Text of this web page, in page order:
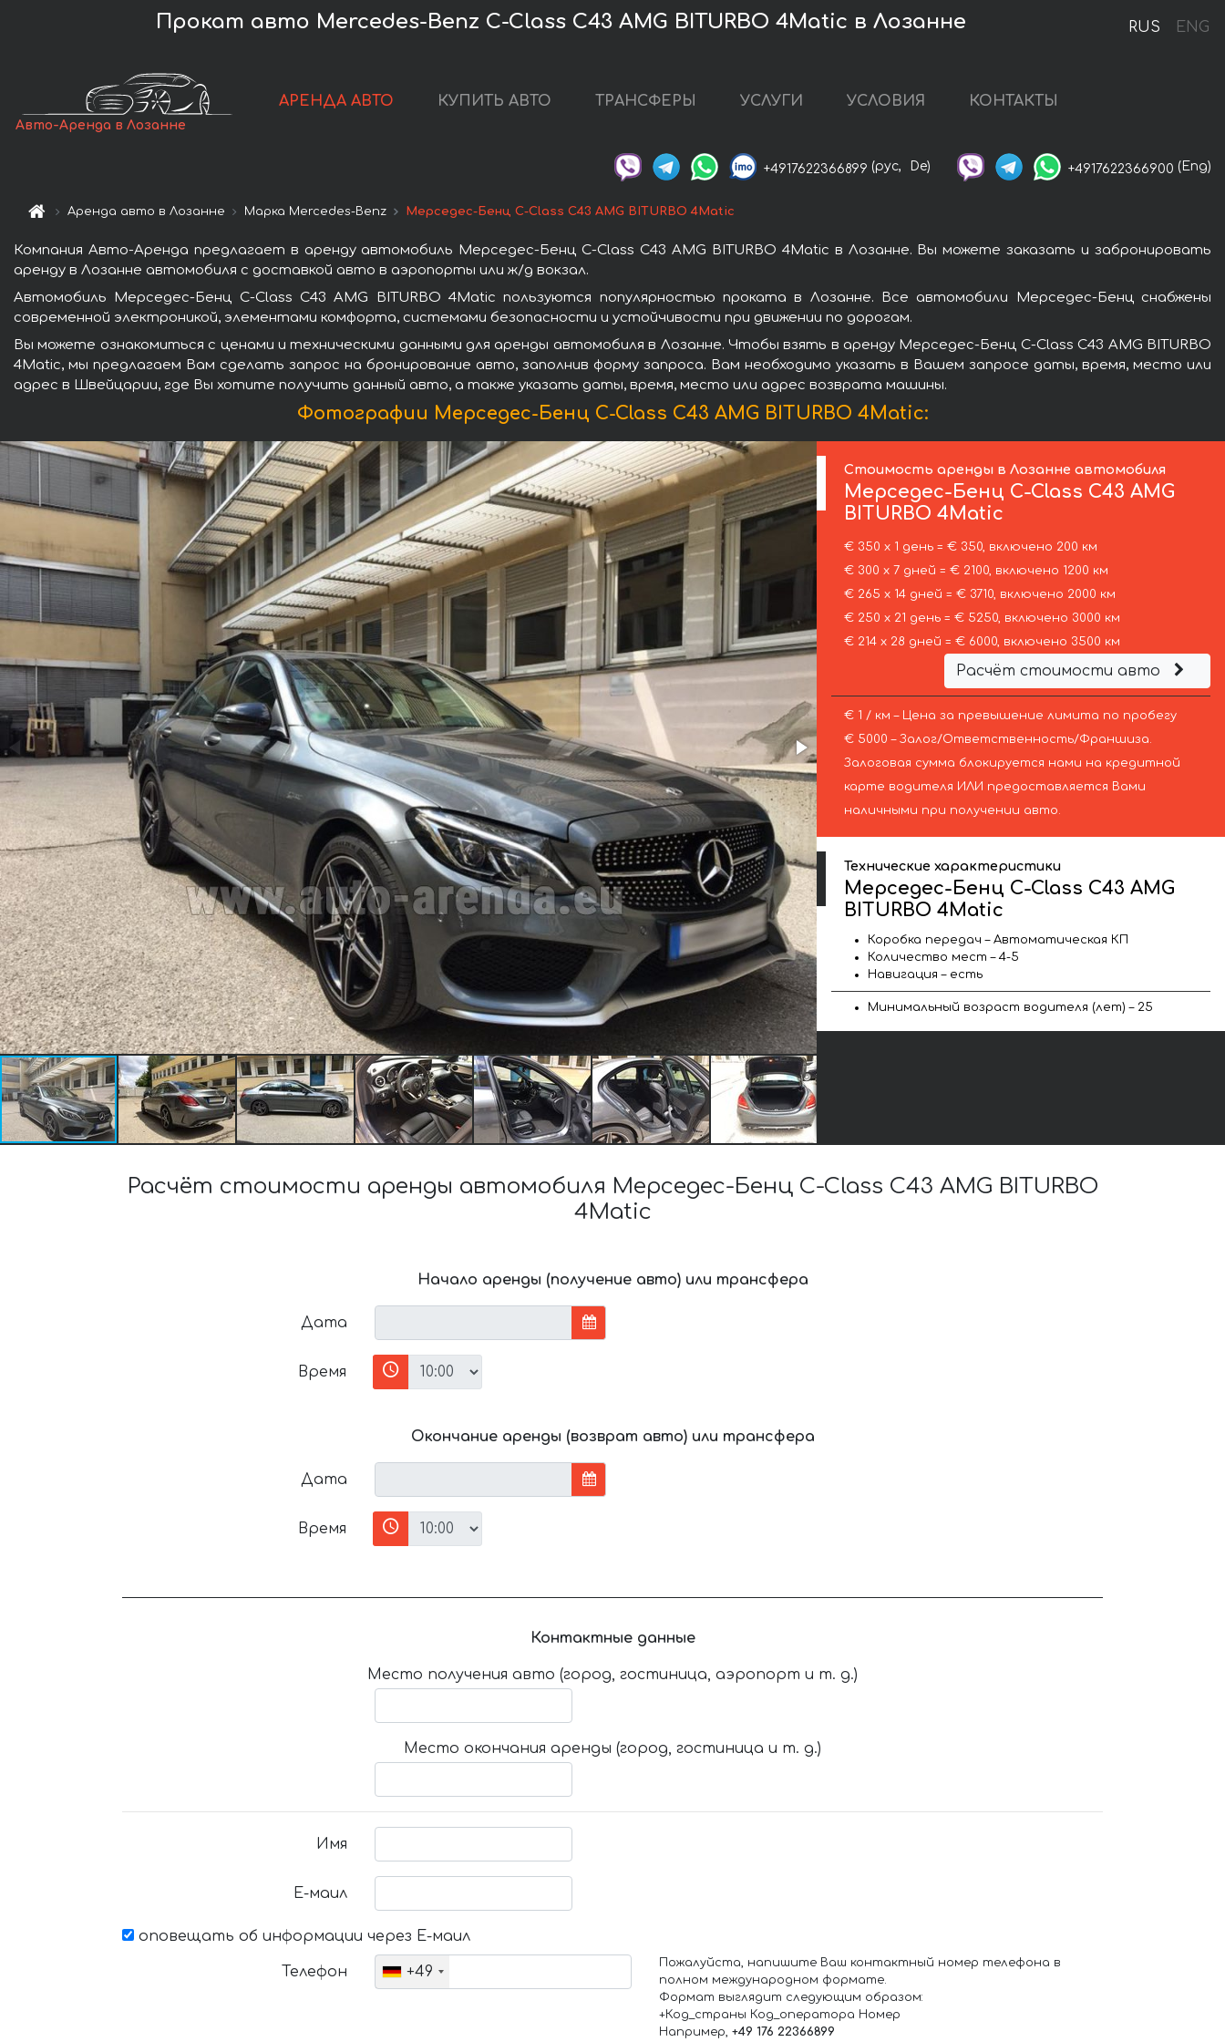
RUS ENG
Прокат авто Mercedes-Benz C-Class C43 AMG BITURBO 4Matic в Лозанне
Авто-Аренда в Лозанне
АРЕНДА АВТО КУПИТЬ АВТО ТРАНСФЕРЫ УСЛУГИ УСЛОВИЯ КОНТАКТЫ
+4917622366899 (рус, De) +4917622366900 (Eng)
Аренда авто в Лозанне Марка Mercedes-Benz Мерседес-Бенц C-Class C43 AMG BITURBO 4Matic
Компания Авто-Аренда предлагает в аренду автомобиль Мерседес-Бенц C-Class C43 AMG BITURBO 4Matic в Лозанне. Вы можете заказать и забронировать
аренду в Лозанне автомобиля с доставкой авто в аэропорты или ж/д вокзал.
Автомобиль Мерседес-Бенц C-Class C43 AMG BITURBO 4Matic пользуются популярностью проката в Лозанне. Все автомобили Мерседес-Бенц снабжены
современной электроникой, элементами комфорта, системами безопасности и устойчивости при движении по дорогам.
Вы можете ознакомиться с ценами и техническими данными для аренды автомобиля в Лозанне. Чтобы взять в аренду Мерседес-Бенц C-Class C43 AMG BITURBO
4Matic, мы предлагаем Вам сделать запрос на бронирование авто, заполнив форму запроса. Вам необходимо указать в Вашем запросе даты, время, место или
адрес в Швейцарии, где Вы хотите получить данный авто, а также указать даты, время, место или адрес возврата машины.
Фотографии Мерседес-Бенц C-Class C43 AMG BITURBO 4Matic:
Стоимость аренды в Лозанне автомобиля
Мерседес-Бенц C-Class C43 AMG
BITURBO 4Matic
€ 350 х 1 день = € 350, включено 200 км
€ 300 х 7 дней = € 2100, включено 1200 км
€ 265 х 14 дней = € 3710, включено 2000 км
€ 250 х 21 день = € 5250, включено 3000 км
€ 214 х 28 дней = € 6000, включено 3500 км
Расчёт стоимости авто
€ 1 / км – Цена за превышение лимита по пробегу
€ 5000 – Залог/Ответственность/Франшиза.
Залоговая сумма блокируется нами на кредитной
карте водителя ИЛИ предоставляется Вами
наличными при получении авто.
Технические характеристики
Мерседес-Бенц C-Class C43 AMG
BITURBO 4Matic
Коробка передач – Автоматическая КП
Количество мест – 4-5
Навигация – есть
Минимальный возраст водителя (лет) – 25
Расчёт стоимости аренды автомобиля Мерседес-Бенц C-Class C43 AMG BITURBO
4Matic
Начало аренды (получение авто) или трансфера
Дата
Время
Окончание аренды (возврат авто) или трансфера
Дата
Время
Контактные данные
Место получения авто (город, гостиница, аэропорт и т. д.)
Место окончания аренды (город, гостиница и т. д.)
Имя
Е-маил
оповещать об информации через Е-маил
Телефон +49
Пожалуйста, напишите Ваш контактный номер телефона в
полном международном формате.
Формат выглядит следующим образом:
+Код_страны Код_оператора Номер
Например, +49 176 22366899